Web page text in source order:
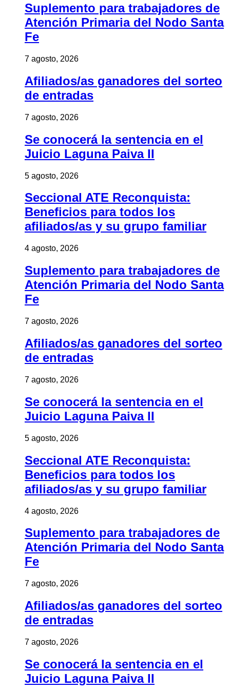
Suplemento para trabajadores de
Atención Primaria del Nodo Santa
Fe
7 agosto, 2026
Afiliados/as ganadores del sorteo
de entradas
7 agosto, 2026
Se conocerá la sentencia en el
Juicio Laguna Paiva II
5 agosto, 2026
Seccional ATE Reconquista:
Beneficios para todos los
afiliados/as y su grupo familiar
4 agosto, 2026
Suplemento para trabajadores de
Atención Primaria del Nodo Santa
Fe
7 agosto, 2026
Afiliados/as ganadores del sorteo
de entradas
7 agosto, 2026
Se conocerá la sentencia en el
Juicio Laguna Paiva II
5 agosto, 2026
Seccional ATE Reconquista:
Beneficios para todos los
afiliados/as y su grupo familiar
4 agosto, 2026
Suplemento para trabajadores de
Atención Primaria del Nodo Santa
Fe
7 agosto, 2026
Afiliados/as ganadores del sorteo
de entradas
7 agosto, 2026
Se conocerá la sentencia en el
Juicio Laguna Paiva II